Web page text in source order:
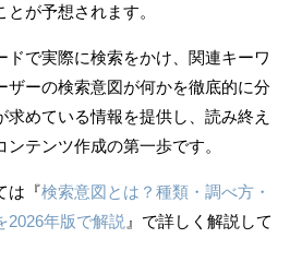
が予想されます。
ドで実際に検索をかけ、関連キーワ
ザーの検索意図が何かを徹底的に分
めている情報を提供し、読み終え
テンツ作成の第一歩です。
は『検索意図とは？種類・調べ方・
2026年版で解説 』で詳しく解説して